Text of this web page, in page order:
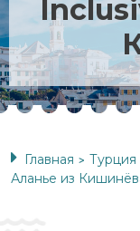
Главная > Турция
Аланье из